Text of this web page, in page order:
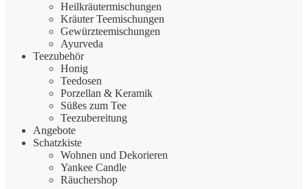
Heilkräutermischungen
Kräuter Teemischungen
Gewürzteemischungen
Ayurveda
Teezubehör
Honig
Teedosen
Porzellan & Keramik
Süßes zum Tee
Teezubereitung
Angebote
Schatzkiste
Wohnen und Dekorieren
Yankee Candle
Räuchershop